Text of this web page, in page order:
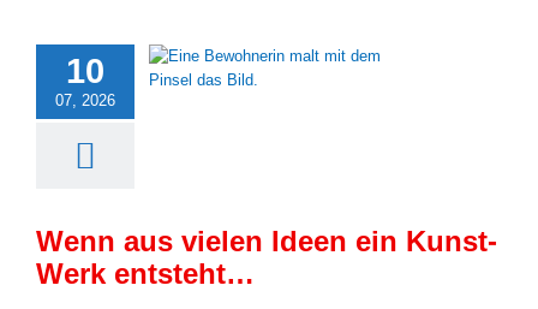
10
07, 2026
Wenn aus vielen Ideen ein Kunst-
Werk entsteht…